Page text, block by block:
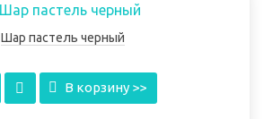
Шар пастель черный
В корзину >>